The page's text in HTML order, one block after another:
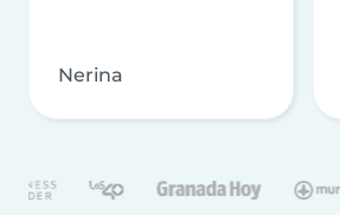
Nerina